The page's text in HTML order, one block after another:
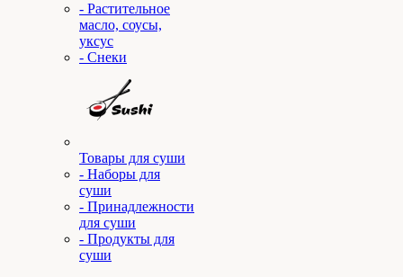
- Растительное
масло, соусы,
уксус
- Снеки
Товары для суши
- Наборы для
суши
- Принадлежности
для суши
- Продукты для
суши